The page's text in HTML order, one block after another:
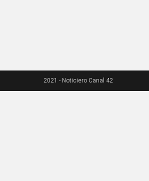
2021 - Noticiero Canal 42